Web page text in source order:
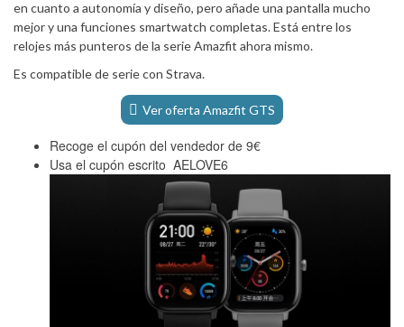
en cuanto a autonomía y diseño, pero añade una pantalla mucho
mejor y una funciones smartwatch completas. Está entre los
relojes más punteros de la serie Amazfit ahora mismo.
Es compatible de serie con Strava.
Ver oferta Amazfit GTS
Recoge el cupón del vendedor de 9€
Usa el cupón escrito AELOVE6